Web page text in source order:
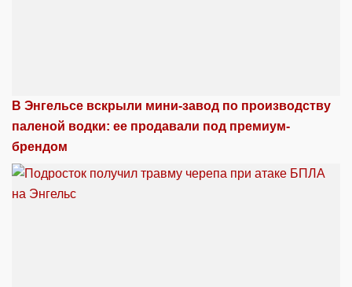
В Энгельсе вскрыли мини-завод по производству
паленой водки: ее продавали под премиум-
брендом